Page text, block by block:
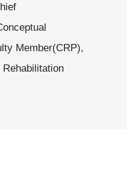
Member(CRP),
Rehabilitation